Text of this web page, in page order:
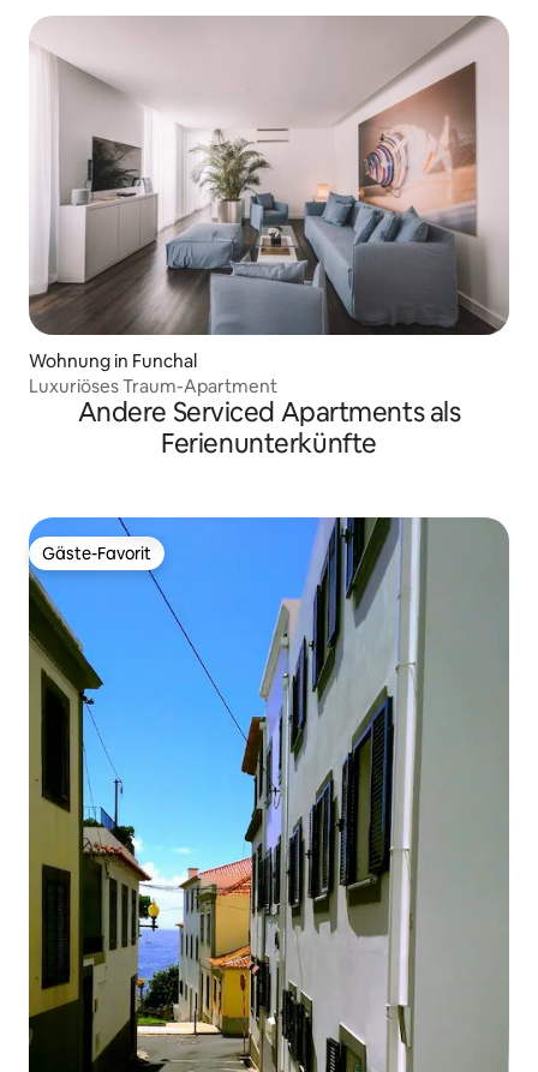
Wohnung in Funchal
Luxuriöses Traum-Apartment
Andere Serviced Apartments als
Ferienunterkünfte
Gäste-Favorit
Gäste-Favorit